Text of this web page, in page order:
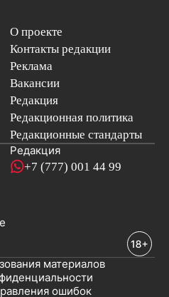
О проекте
Контакты редакции
Реклама
Вакансии
Редакция
Редакционная политика
Редакционные стандарты
Редакция
+7 (777) 001 44 99
новостей
ошибок
материалов